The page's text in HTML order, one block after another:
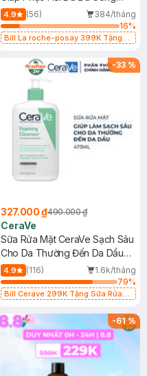
Dụng 100ml
4.9 (56)
384/tháng
16%
Bill La roche-posay 399K Tặng
(SL có hạn)
-33 %
327.000 ₫490.000 ₫
CeraVe
Sữa Rửa Mặt CeraVe Sạch Sâu
Cho Da Thường Đến Da Dầu
473ml
4.9 (116)
1.6k/tháng
79%
Bill Cerave 299K Tặng Sữa Rửa
-61%